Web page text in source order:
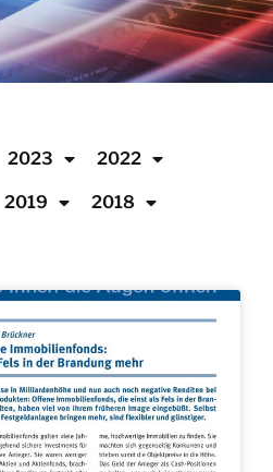
2023 2022
2019 2018